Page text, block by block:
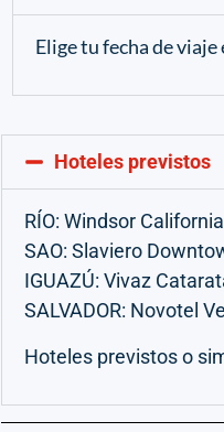
Elige tu fecha de
Hoteles previstos
RÍO: Windsor
SAO: Slaviero
IGUAZÚ: Vivaz
SALVADOR: Novotel
Hoteles previstos o